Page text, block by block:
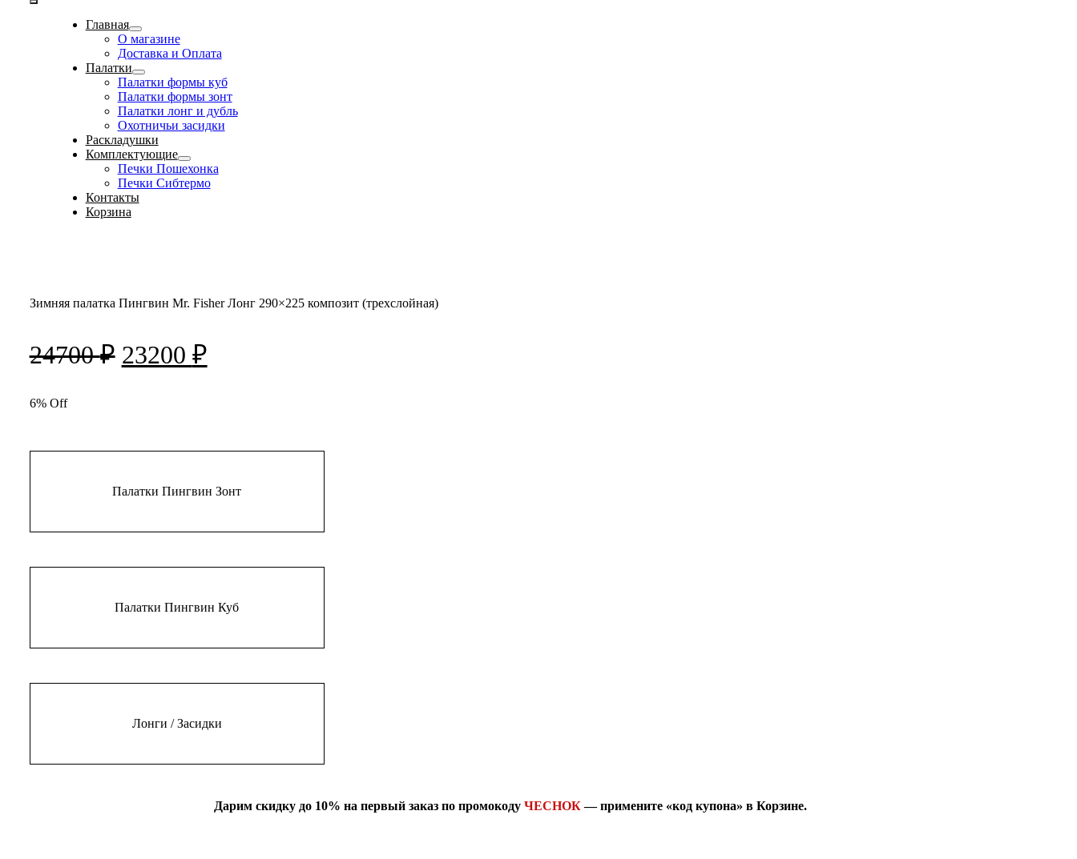
Toggle
Navigation
Главная
О магазине
Доставка и Оплата
Палатки
Палатки формы куб
Палатки формы зонт
Палатки лонг и дубль
Охотничьи засидки
Раскладушки
Комплектующие
Печки Пошехонка
Печки Сибтермо
Контакты
Корзина
Зимняя палатка Пингвин Мr. Fisher Лонг 290×225 композит (трехслойная)
24700₽ Первоначальная
23200 ₽Текущая
6% Off
Палатки Пингвин Зонт
Палатки Пингвин Куб
Лонги / Засидки
Дарим скидку до 10% на первый заказ по промокоду ЧЕСНОК— примените «код купона» в Корзине.